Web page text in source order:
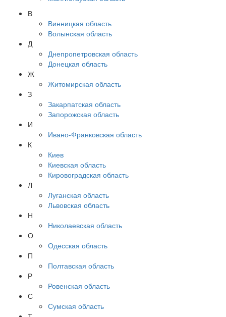
В
Винницкая область
Волынская область
Д
Днепропетровская область
Донецкая область
Ж
Житомирская область
З
Закарпатская область
Запорожская область
И
Ивано-Франковская область
К
Киев
Киевская область
Кировоградская область
Л
Луганская область
Львовская область
Н
Николаевская область
О
Одесская область
П
Полтавская область
Р
Ровенская область
С
Сумская область